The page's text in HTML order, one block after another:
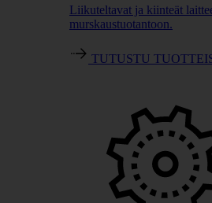
Liikuteltavat ja kiinteät
murskaustuotantoon.
TUTUSTU